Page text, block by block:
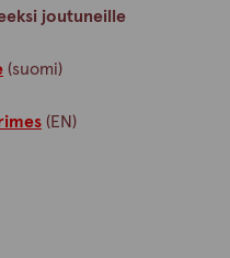
joutuneille
(suomi)
(EN)